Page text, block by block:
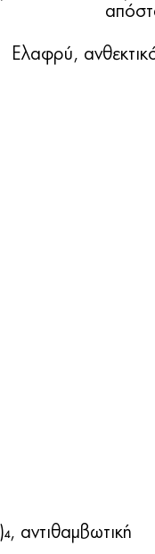
Ελαφρύ,
4, αντιθαμβωτική